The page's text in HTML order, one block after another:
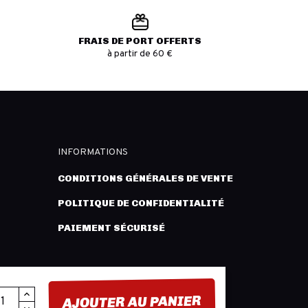
AJOUTER AU PANIER
FRAIS DE PORT OFFERTS
à partir de 60 €
INFORMATIONS
CONDITIONS GÉNÉRALES DE VENTE
POLITIQUE DE CONFIDENTIALITÉ
PAIEMENT SÉCURISÉ